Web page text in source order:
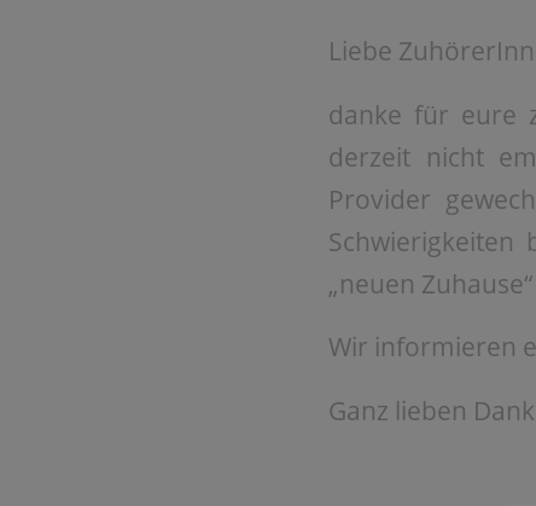
Liebe
danke für eure
derzeit nicht
Provider
„neuen
Wir informieren
Ganz lieben